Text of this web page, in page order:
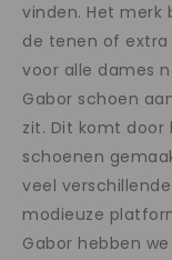
vinden. Het merk
de tenen of extra
voor alle dames
Gabor schoen
zit. Dit komt door
schoenen
veel
modieuze
Gabor hebben